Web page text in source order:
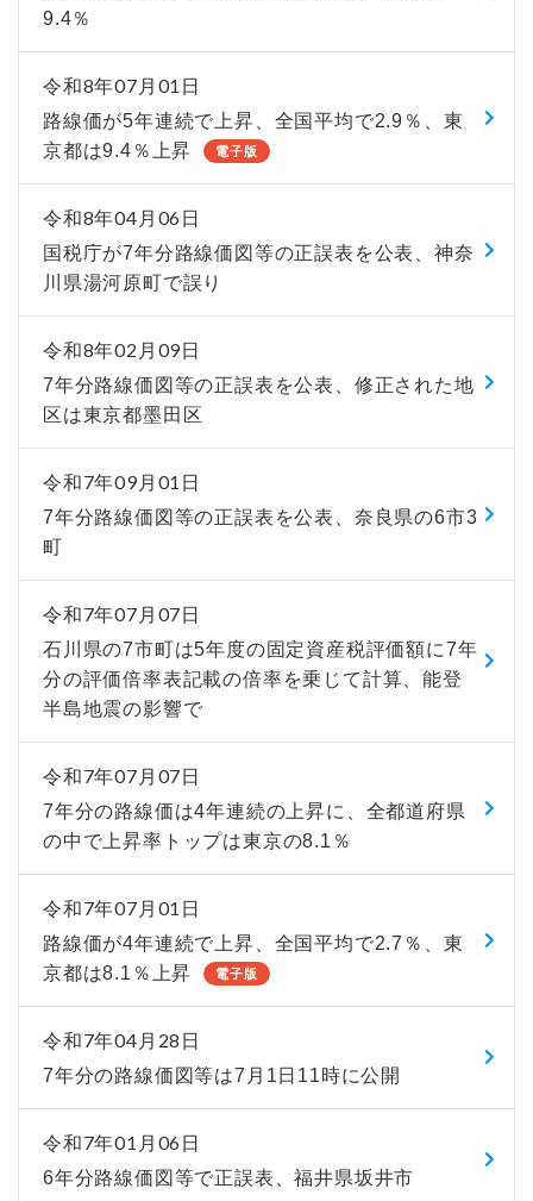
9.4％
令和8年07月01日
路線価が5年連続で上昇、全国平均で2.9％、東
京都は9.4％上昇
電子版
令和8年04月06日
国税庁が7年分路線価図等の正誤表を公表、神奈
川県湯河原町で誤り
令和8年02月09日
7年分路線価図等の正誤表を公表、修正された地
区は東京都墨田区
令和7年09月01日
7年分路線価図等の正誤表を公表、奈良県の6市3
町
令和7年07月07日
石川県の7市町は5年度の固定資産税評価額に7年
分の評価倍率表記載の倍率を乗じて計算、能登
半島地震の影響で
令和7年07月07日
7年分の路線価は4年連続の上昇に、全都道府県
の中で上昇率トップは東京の8.1％
令和7年07月01日
路線価が4年連続で上昇、全国平均で2.7％、東
京都は8.1％上昇
電子版
令和7年04月28日
7年分の路線価図等は7月1日11時に公開
令和7年01月06日
6年分路線価図等で正誤表、福井県坂井市